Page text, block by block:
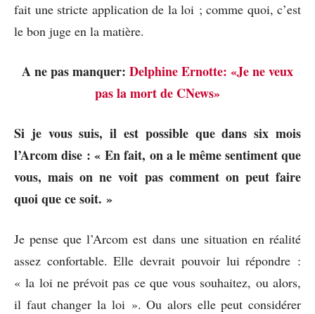
fait une stricte application de la loi ; comme quoi, c’est
le bon juge en la matière.
A ne pas manquer: Delphine Ernotte: «Je ne veux
pas la mort de CNews»
Si je vous suis, il est possible que dans six mois
l’Arcom dise : « En fait, on a le même sentiment que
vous, mais on ne voit pas comment on peut faire
quoi que ce soit. »
Je pense que l’Arcom est dans une situation en réalité
assez confortable. Elle devrait pouvoir lui répondre :
« la loi ne prévoit pas ce que vous souhaitez, ou alors,
il faut changer la loi ». Ou alors elle peut considérer